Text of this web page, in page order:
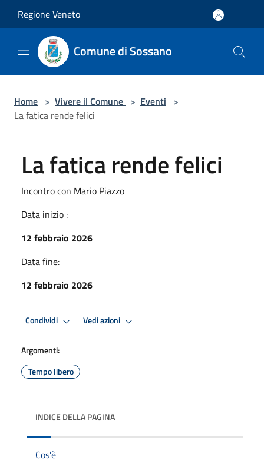
Regione Veneto
Comune di Sossano
Home > Vivere il Comune > Eventi >
La fatica rende felici
La fatica rende felici
Incontro con Mario Piazzo
Data inizio :
12 febbraio 2026
Data fine:
12 febbraio 2026
Condividi Vedi azioni
Argomenti:
Tempo libero
INDICE DELLA PAGINA
Cos'è